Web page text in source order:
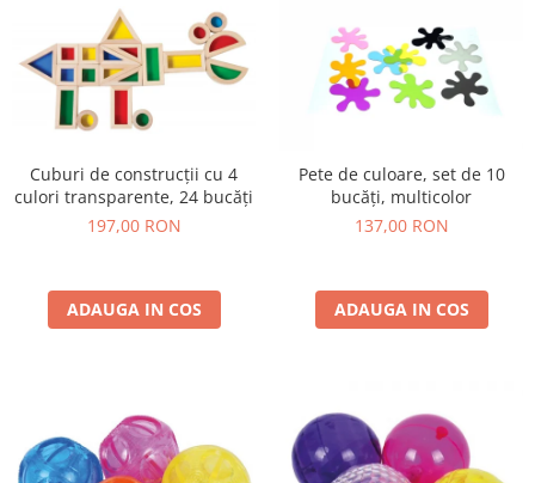
Jucării interactive
Lumina
Lumini si culori
Magnetism
Pregătire pentru școală
Pregătirea scrierii de mână
Stiinte
Mărgele de călcat HAMA
Mărgele HAMA MIDI
Mărgele HAMA MINI
Cuburi de construcții cu 4
culori transparente, 24 bucăți
197,00 RON
ADAUGA IN COS
Pete de culoare, set de 10
bucăți, multicolor
137,00 RON
ADAUGA IN COS